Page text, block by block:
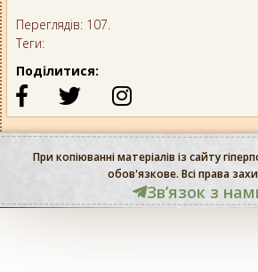
Переглядів: 107.
Теги:
Поділитися:
При копіюванні матеріалів із сайту
обов'язкове. Всі права
Звʼязок з